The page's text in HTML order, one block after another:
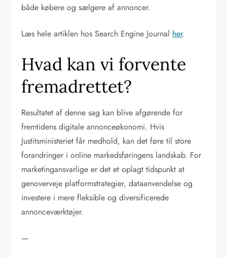
både købere og sælgere af annoncer.
Læs hele artiklen hos Search Engine Journal her.
Hvad kan vi forvente
fremadrettet?
Resultatet af denne sag kan blive afgørende for
fremtidens digitale annonceøkonomi. Hvis
Justitsministeriet får medhold, kan det føre til store
forandringer i online markedsføringens landskab. For
marketingansvarlige er det et oplagt tidspunkt at
genoverveje platformstrategier, dataanvendelse og
investere i mere fleksible og diversificerede
annonceværktøjer.
—